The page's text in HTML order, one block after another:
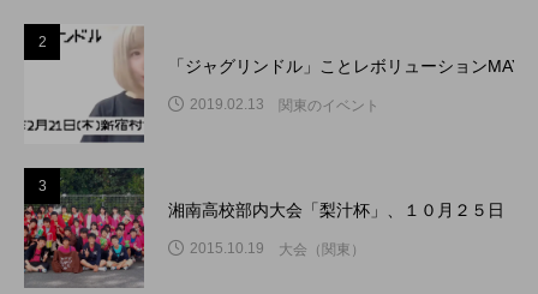
2
「ジャグリンドル」ことレボリューション
2019.02.13 関東のイベント
3
湘南高校部内大会「梨汁杯」、１０月２５日（
2015.10.19 大会（関東）